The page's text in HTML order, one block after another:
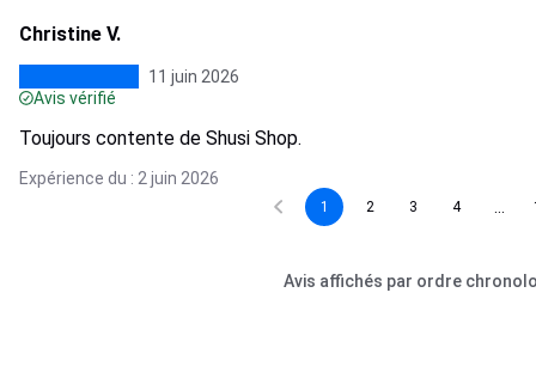
Christine V.
11 juin 2026
Avis vérifié
Toujours contente de Shusi Shop.
Expérience du : 2 juin 2026
1 2 3 4
Avis affichés par ordre